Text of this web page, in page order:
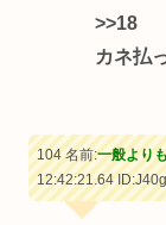
>>18
カネ払
104 名前:一般より
12:42:21.64